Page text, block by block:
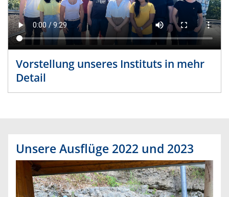
Vorstellung unseres Instituts in mehr
Detail
Unsere Ausflüge 2022 und 2023